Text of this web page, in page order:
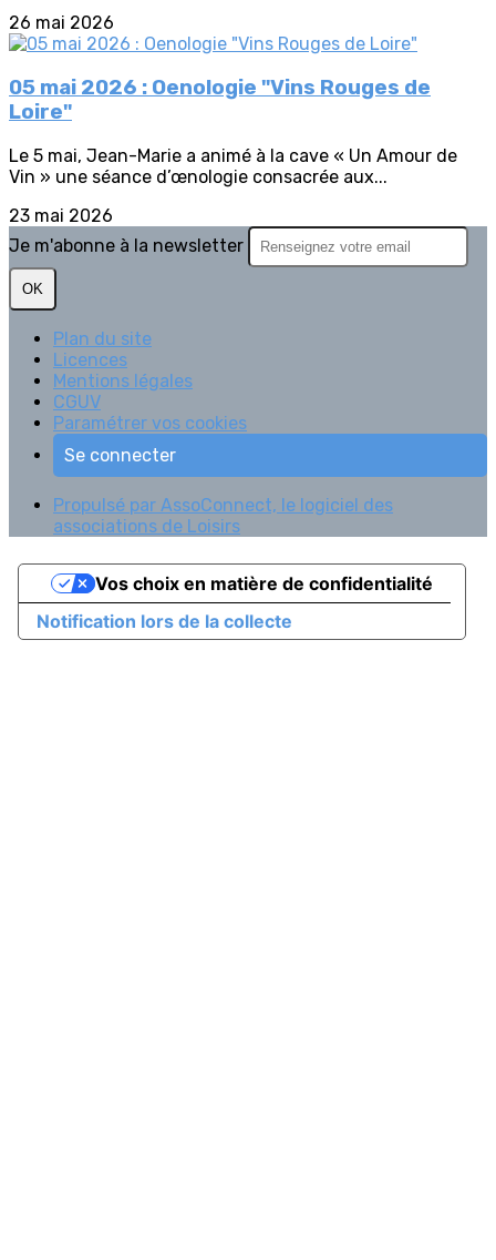
26 mai 2026
05 mai 2026 : Oenologie "Vins Rouges de
Loire"
Le 5 mai, Jean-Marie a animé à la cave « Un Amour de
Vin » une séance d’œnologie consacrée aux...
23 mai 2026
Je m'abonne à la newsletter
OK
Plan du site
Licences
Mentions légales
CGUV
Paramétrer vos cookies
Se connecter
Propulsé par AssoConnect, le logiciel des
associations de Loisirs
Notification lors de la collecte
Vos choix en matière de confidentialité